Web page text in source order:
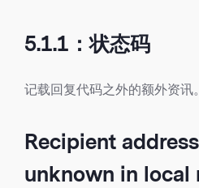
5.1.1：状态码
记载回复代码之外的额外资讯。
Recipient
unknown in local